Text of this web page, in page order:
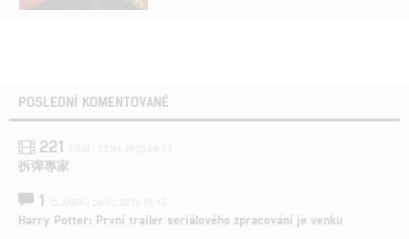
POSLEDNÍ KOMENTOVANÉ
221
拆彈專家
1
Harry Potter: První trailer seriálového zpracování je venku